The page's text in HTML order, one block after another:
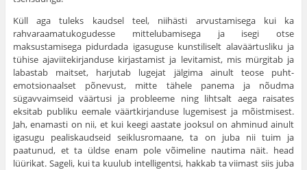
Küll aga tuleks kaudsel teel, niihästi arvustamisega kui ka
rahvaraamatukogudesse mittelubamisega ja isegi otse
maksustamisega pidurdada igasuguse kunstiliselt alaväärtusliku ja
tühise ajaviitekirjanduse kirjastamist ja levitamist, mis mürgitab ja
labastab maitset, harjutab lugejat jälgima ainult teose puht-
emotsionaalset põnevust, mitte tähele panema ja nõudma
sügavvaimseid väärtusi ja probleeme ning lihtsalt aega raisates
eksitab publiku eemale väärt­kirjanduse lugemisest ja mõistmisest.
Jah, enamasti on nii, et kui keegi aastate jooksul on ahminud ainult
igasugu pealiskaudseid seik­lusromaane, ta on juba nii tuim ja
paatunud, et ta üldse enam pole võimeline nautima näit. head
lüürikat. Sageli, kui ta kuulub intelli­gentsi, hakkab ta viimast siis juba